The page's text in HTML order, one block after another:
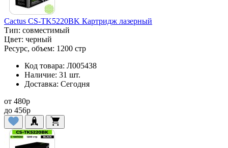
Cactus CS-TK5220BK Картридж лазерный
Тип: совместимый
Цвет: черный
Ресурс, объем: 1200 стр
Код товара: Л005438
Наличие: 31 шт.
Доставка: Сегодня
от 480p
до 456p